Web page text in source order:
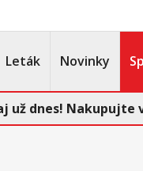
Leták Novinky
už dnes! Nakupujte